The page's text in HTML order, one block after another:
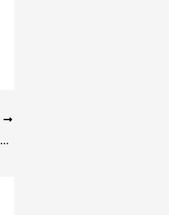
Вийшов фінальний трейлер скандальної екранізації Borderlands